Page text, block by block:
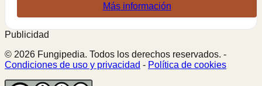
Más información
Publicidad
© 2026 Fungipedia. Todos los derechos reservados. -
Condiciones de uso y privacidad - Política de cookies